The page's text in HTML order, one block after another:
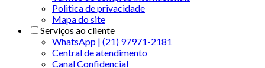
Politica de privacidade
Mapa do site
Serviços ao cliente
WhatsApp | (21) 97971-2181
Central de atendimento
Canal Confidencial